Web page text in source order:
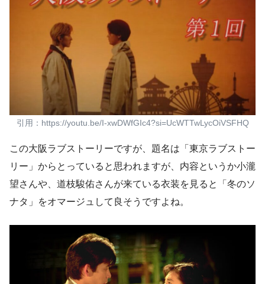
引用：https://youtu.be/I-xwDWfGIc4?si=UcWTTwLycOiVSFHQ
この大阪ラブストーリーですが、題名は「東京ラブストー
リー」からとっていると思われますが、内容というか小瀧
望さんや、道枝駿佑さんが来ている衣装を見ると「冬のソ
ナタ」をオマージュして良そうですよね。